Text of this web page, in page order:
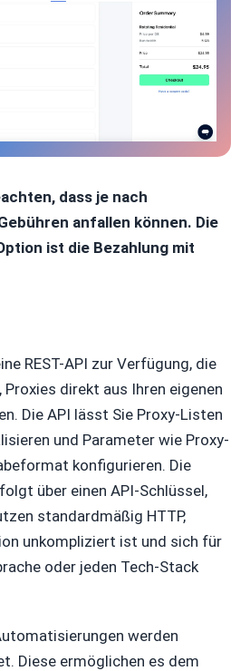
dass je nach
anfallen können. Die
ist die Bezahlung mit
REST-API zur Verfügung, die
direkt aus Ihren eigenen
Die API lässt Sie Proxy-Listen
und Parameter wie Proxy-
konfigurieren. Die
über einen API-Schlüssel,
standardmäßig HTTP,
unkompliziert ist und sich für
oder jeden Tech-Stack
werden
Diese ermöglichen es dem